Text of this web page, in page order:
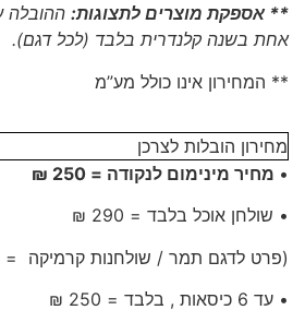
** אספקת מוצרים לתצוגות: ההובלה
אחת בשנה קלנדרית בלבד (לכל דגם).
** המחירון אינו כולל מע”מ
מחירון הובלות לצרכן
• מחיר מינימום לנקודה = 250 ₪
• שולחן אוכל בלבד = 290 ₪
(פרט לדגם תמר / שולחנות קרמיקה =
• עד 6 כיסאות , בלבד = 250 ₪